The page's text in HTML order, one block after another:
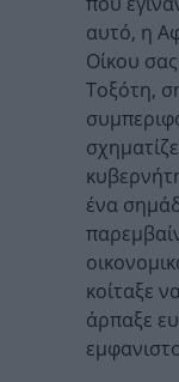
αυτό, η
Οίκου
Τοξότη,
ένα
κοίταξε
άρπαξε